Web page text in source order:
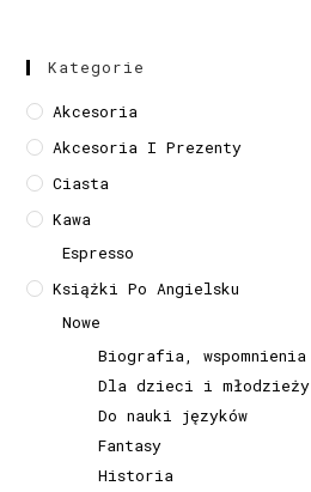
Kategorie
Akcesoria
Akcesoria I Prezenty
Ciasta
Kawa
Espresso
Książki Po Angielsku
Nowe
Biografia, wspomnienia
Dla dzieci i młodzieży
Do nauki języków
Fantasy
Historia